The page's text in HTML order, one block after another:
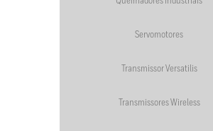
Servomotores
Transmissor Versatilis
Transmissores Wireless